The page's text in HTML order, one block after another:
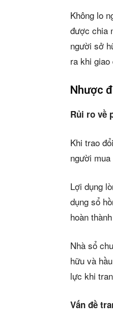
Không lo
được chia
người sở
ra khi giao
Nhược
Rủi ro về
Khi trao
người
Lợi dụng
dụng sổ
hoàn
Nhà sổ
hữu và
lực khi
Vấn đề